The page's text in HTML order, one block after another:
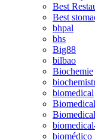
Best
Best
bhpal
bhs
Big88
bilbao
Biochemie
biomedical
biomédico